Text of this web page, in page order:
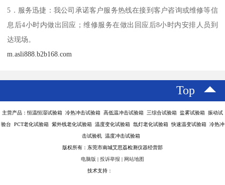
5．服务迅捷：我公司承诺客户服务热线在接到客户咨询或维修等信
息后4小时内做出回应；维修服务在做出回应后8小时内安排人员到
达现场。
m.asli888.b2b168.com
Top
主营产品：恒温恒湿试验箱 冷热冲击试验箱 高低温冲击试验箱 三综合试验箱 盐雾试验箱 振动试
验台 PCT老化试验箱 紫外线老化试验箱 温度变化试验箱 氙灯老化试验箱 快速温变试验箱 冷热冲
击试验机 温度冲击试验箱
版权所有：东莞市南城艾思荔检测仪器经营部
电脑版 | 投诉举报 | 网站地图
技术支持：